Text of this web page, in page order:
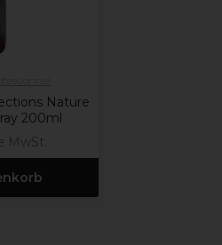
Nature
200ml
MwSt.